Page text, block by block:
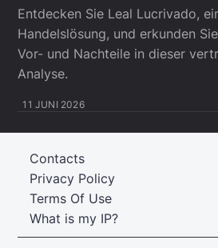
Entdecken Sie Leal Lucrivado,
Handelslösung, und erkunden
Vor- und Nachteile in dieser
Analyse.
11 JUNI 2026
What is my IP?
Terms Of Use
Privacy Policy
Contacts